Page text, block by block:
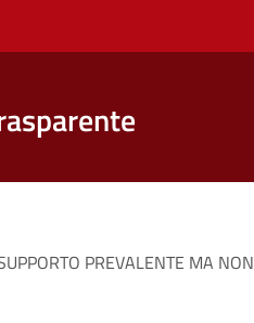
PREVALENTE MA